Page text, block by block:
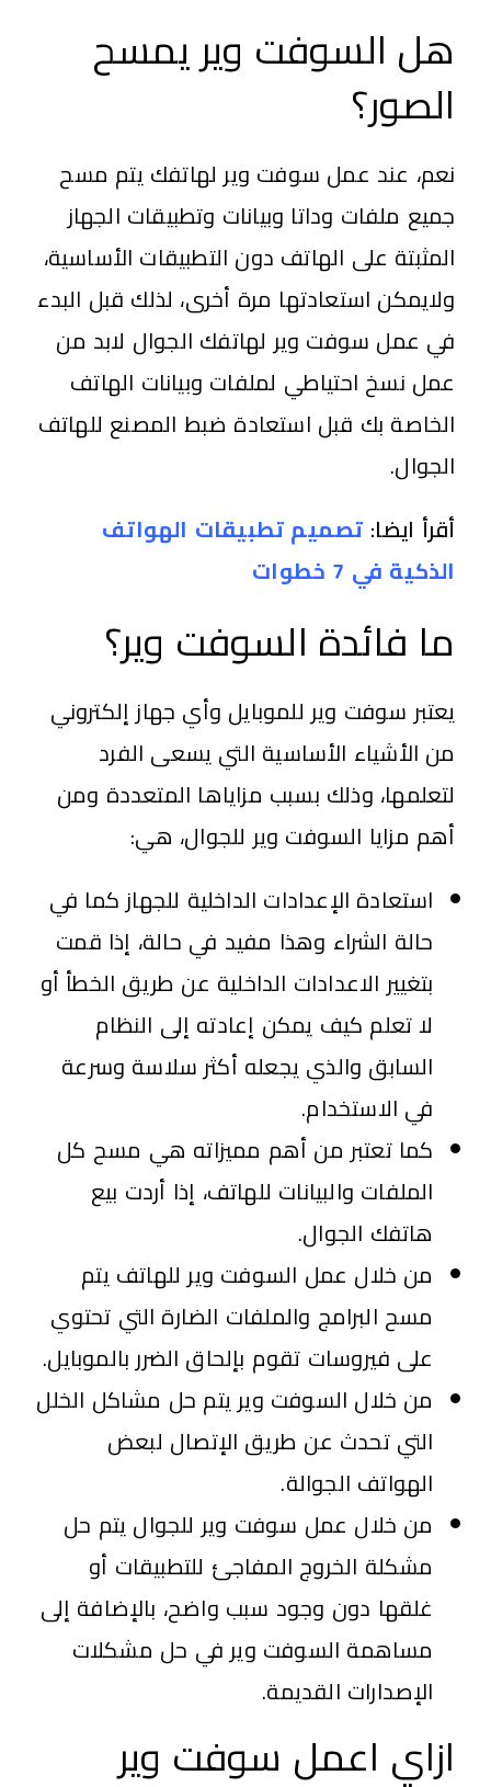
هل السوفت وير يمسح
الصور؟
نعم، عند عمل سوفت وير لهاتفك يتم مسح
جميع ملفات وداتا وبيانات وتطبيقات الجهاز
المثبتة على الهاتف دون التطبيقات الأساسية،
ولايمكن استعادتها مرة أخرى، لذلك قبل البدء
في عمل سوفت وير لهاتفك الجوال لابد من
عمل نسخ احتياطي لملفات وبيانات الهاتف
الخاصة بك قبل استعادة ضبط المصنع للهاتف
الجوال.
أقرأ ايضا: تصميم تطبيقات الهواتف
الذكية في 7 خطوات
ما فائدة السوفت وير؟
يعتبر سوفت وير للموبايل وأي جهاز إلكتروني
من الأشياء الأساسية التي يسعى الفرد
لتعلمها، وذلك بسبب مزاياها المتعددة ومن
أهم مزايا السوفت وير للجوال، هي:
استعادة الإعدادات الداخلية للجهاز كما في
حالة الشراء وهذا مفيد في حالة، إذا قمت
بتغيير الاعدادات الداخلية عن طريق الخطأ أو
لا تعلم كيف يمكن إعادته إلى النظام
السابق والذي يجعله أكثر سلاسة وسرعة
في الاستخدام.
كما تعتبر من أهم مميزاته هي مسح كل
الملفات والبيانات للهاتف، إذا أردت بيع
هاتفك الجوال.
من خلال عمل السوفت وير للهاتف يتم
مسح البرامج والملفات الضارة التي تحتوي
على فيروسات تقوم بإلحاق الضرر بالموبايل.
من خلال السوفت وير يتم حل مشاكل الخلل
التي تحدث عن طريق الإتصال لبعض
الهواتف الجوالة.
من خلال عمل سوفت وير للجوال يتم حل
مشكلة الخروج المفاجئ للتطبيقات أو
غلقها دون وجود سبب واضح، بالإضافة إلى
مساهمة السوفت وير في حل مشكلات
الإصدارات القديمة.
ازاي اعمل سوفت وير